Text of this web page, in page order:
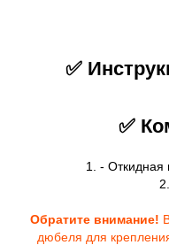
✅
✅
1. - Откидная
Обратите внимание!
дюбеля для